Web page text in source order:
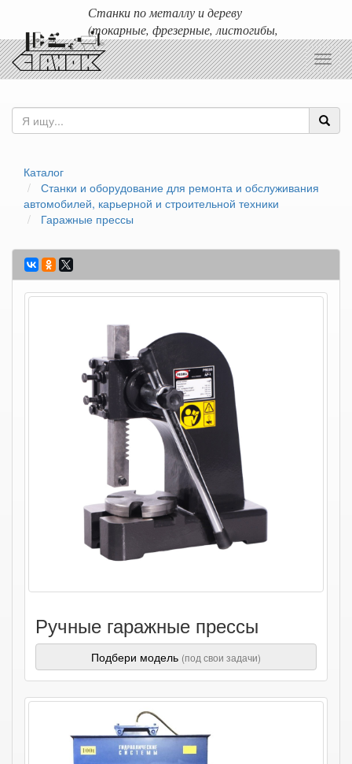
Станки по металлу и дереву
(токарные, фрезерные, листогибы,
гильотины и т.д.)
Доставка любых станков по России и ближнему зарубежью.
Каталог
Станки и оборудование для ремонта и обслуживания
автомобилей, карьерной и строительной техники
Гаражные прессы
Ручные гаражные прессы
Подбери модель (под свои задачи)